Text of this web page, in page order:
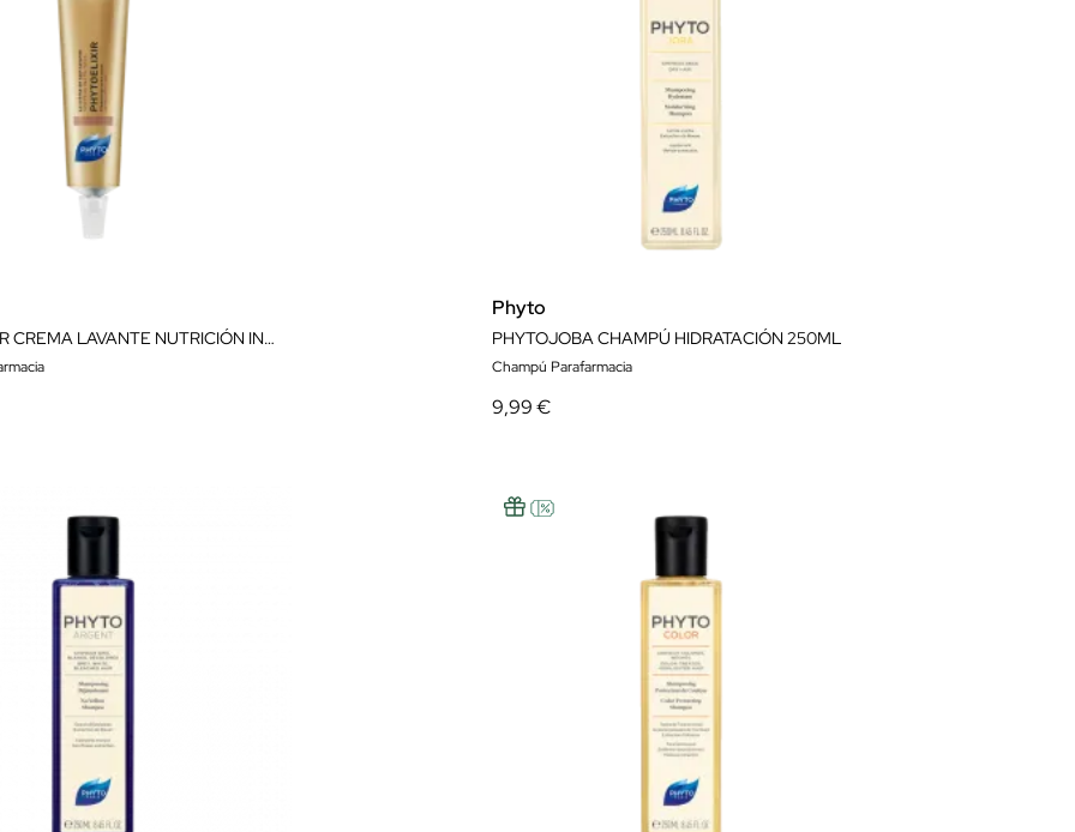
PHYTOELIXIR CREMA LAVANTE NUTRICIÓN INTENSA 75ML
Phyto
PHYTOJOBA CHAMPÚ HIDRATACIÓN 250ML
Champú Parafarmacia
9,99 €